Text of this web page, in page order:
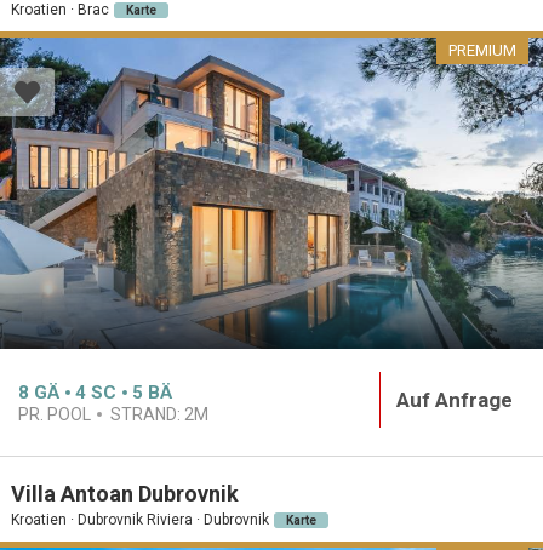
Kroatien · Brac Karte
PREMIUM
8 GÄ 4 SC 5 BÄ
PR. POOL STRAND: 2M
Auf Anfrage
Villa Antoan Dubrovnik
Kroatien · Dubrovnik Riviera · Dubrovnik Karte